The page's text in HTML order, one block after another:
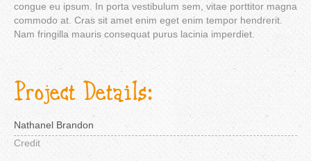
congue eu ipsum. In porta vestibulum sem, vitae porttitor magna
commodo at. Cras sit amet enim eget enim tempor hendrerit.
Nam fringilla mauris consequat purus lacinia imperdiet.
Project Details:
Nathanel Brandon
Credit